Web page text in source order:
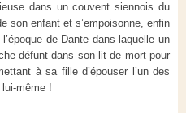
dans un couvent siennois du
son enfant et s’empoisonne, enfin
de Dante dans laquelle un
défunt dans son lit de mort pour
à sa fille d’épouser l’un des
lui-même !